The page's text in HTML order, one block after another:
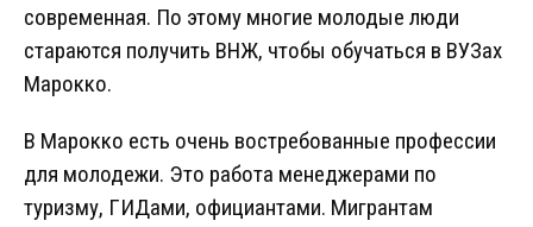
современная. По этому многие молодые люди
стараются получить ВНЖ, чтобы обучаться в ВУЗах
Марокко.
В Марокко есть очень востребованные профессии
для молодежи. Это работа менеджерами по
туризму, ГИДами, официантами. Мигрантам